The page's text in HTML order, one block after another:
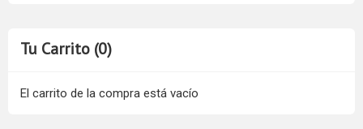
Tu Carrito (0)
El carrito de la compra está vacío